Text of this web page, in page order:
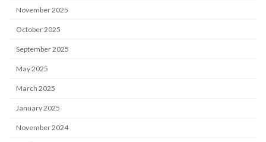
November 2025
October 2025
September 2025
May 2025
March 2025
January 2025
November 2024